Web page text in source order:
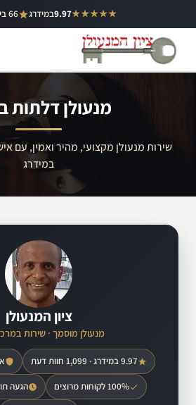
לתוכן
★★★★★
9.97במידרג 66 ביקורות בגוגל באר יעקב
ראשון לציון
רמלה
מנעולן דלתות
במידרג
ציון המנעולן
מנעולן מוסמך · שירות
9.97 במידרג · 1,099 חוות דעת
100% לקוחות מרוצים הגעה תוך 20 עד 40